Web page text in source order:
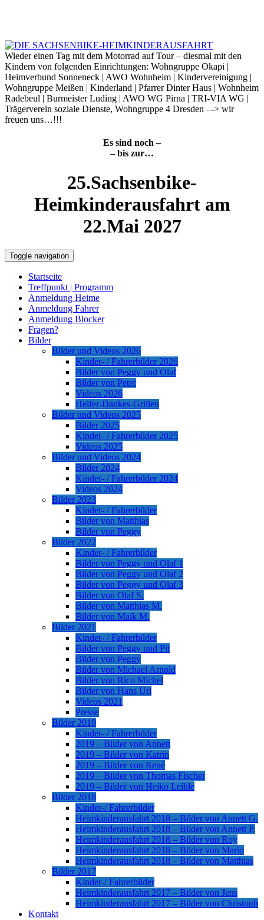
Wieder einen Tag mit dem Motorrad auf Tour – diesmal mit den
Kindern von folgenden Einrichtungen: Wohngruppe Okapi |
Heimverbund Sonneneck | AWO Wohnheim | Kindervereinigung |
Wohngruppe Meißen | Kinderland | Pfarrer Dinter Haus | Wohnheim
Radebeul | Burmeister Luding | AWO WG Pirna | TRI-VIA WG |
Trägerverein soziale Dienste, Wohngruppe 4 Dresden –-> wir
freuen uns…!!!
Es sind noch –
– bis zur…
25.Sachsenbike-
Heimkinderausfahrt am
22.Mai 2027
Toggle navigation
Startseite
Treffpunkt | Programm
Anmeldung Heime
Anmeldung Fahrer
Anmeldung Blocker
Fragen?
Bilder
Bilder und Videos 2026
Kinder- / Fahrerbilder 2026
Bilder von Peggy und Olaf
Bilder von Peter
Videos 2026
Helfer-Dankes-Grillen
Bilder und Videos 2025
Bilder 2025
Kinder- / Fahrerbilder 2025
Videos 2025
Bilder und Videos 2024
Bilder 2024
Kinder- / Fahrerbilder 2024
Videos 2024
Bilder 2023
Kinder- / Fahrerbilder
Bilder von Matthias
Bilder von Peggy
Bilder 2022
Kinder- / Fahrerbilder
Bilder von Peggy und Olaf 1
Bilder von Peggy und Olaf 2
Bilder von Peggy und Olaf 3
Bilder von Olaf S.
Bilder von Matthias M.
Bilder von Maik M.
Bilder 2021
Kinder- / Fahrerbilder
Bilder von Peggy und Pit
Bilder von Peggy
Bilder von Michael Arnold
Bilder von Rico Michel
Bilder von Hans Url
Videos 2021
Presse
Bilder 2019
Kinder- / Fahrerbilder
2019 – Bilder von Annett
2019 – Bilder von Katrin
2019 – Bilder von René
2019 – Bilder von Thomas Fischer
2019 – Bilder von Heiko Leible
Bilder 2018
Kinder-/ Fahrerbilder
Heimkinderausfahrt 2018 – Bilder von Annett G.
Heimkinderausfahrt 2018 – Bilder von Annett P.
Heimkinderausfahrt 2018 – Bilder von Roy
Heimkinderausfahrt 2018 – Bilder von Mario
Heimkinderausfahrt 2018 – Bilder von Matthias
Bilder 2017
Kinder-/ Fahrerbilder
Heimkinderausfahrt 2017 – Bilder von Jens
Heimkinderausfahrt 2017 – Bilder von Christoph
Kontakt